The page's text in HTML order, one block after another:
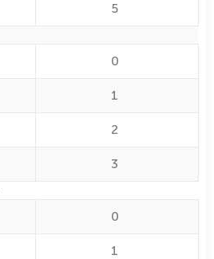
5
0
1
2
3
0
1